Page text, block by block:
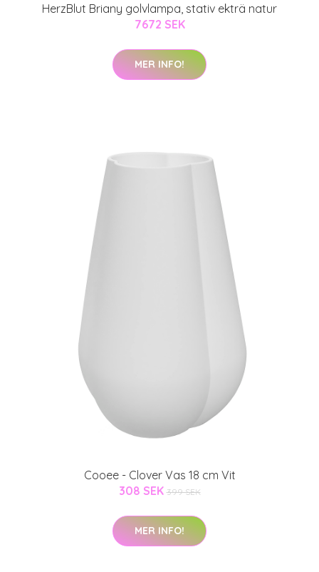
HerzBlut Briany golvlampa, stativ ekträ natur
7672 SEK
MER INFO!
Cooee - Clover Vas 18 cm Vit
308 SEK 399 SEK
MER INFO!